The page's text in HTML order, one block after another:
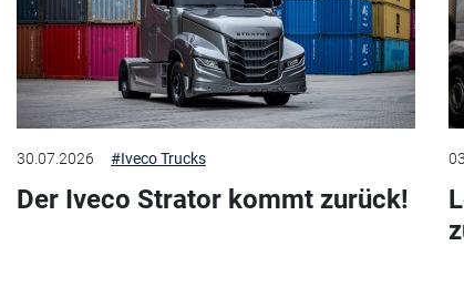
30.07.2026 #Iveco Trucks
Der Iveco Strator kommt zurück!